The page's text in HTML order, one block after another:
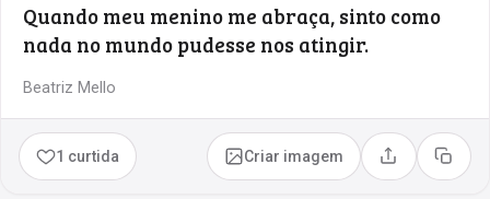
Quando meu menino me abraça, sinto como
nada no mundo pudesse nos atingir.
Beatriz Mello
1 curtida Criar imagem Compartilhar
Copiar